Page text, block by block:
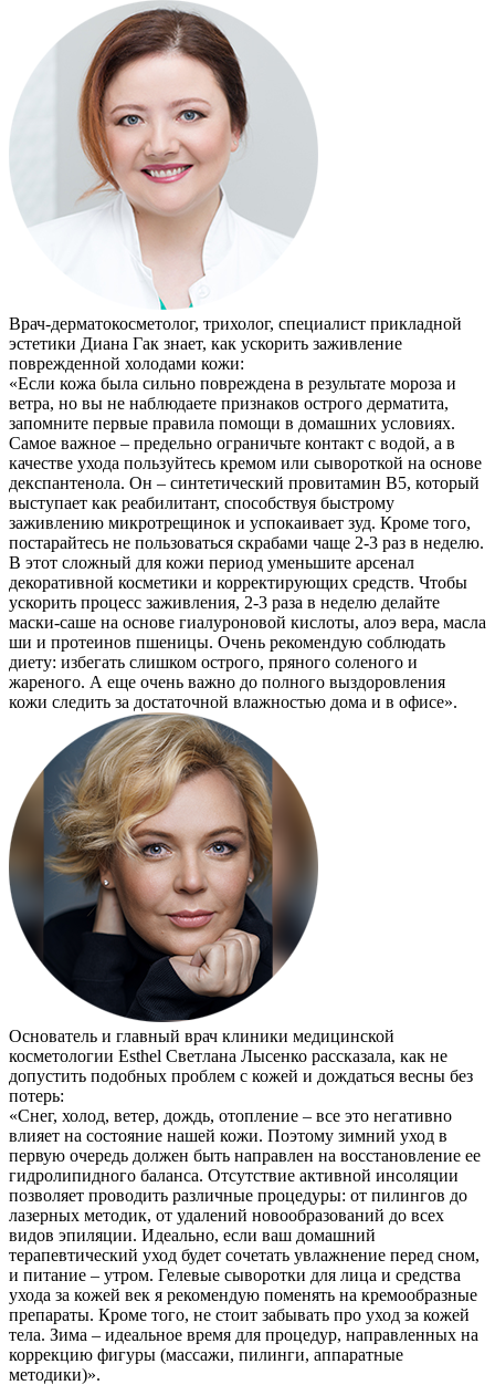
Врач-дерматокосметолог, трихолог, специалист прикладной
эстетики Диана Гак знает, как ускорить заживление
поврежденной холодами кожи:
«Если кожа была сильно повреждена в результате мороза и
ветра, но вы не наблюдаете признаков острого дерматита,
запомните первые правила помощи в домашних условиях.
Самое важное – предельно ограничьте контакт с водой, а в
качестве ухода пользуйтесь кремом или сывороткой на основе
декспантенола. Он – синтетический провитамин В5, который
выступает как реабилитант, способствуя быстрому
заживлению микротрещинок и успокаивает зуд. Кроме того,
постарайтесь не пользоваться скрабами чаще 2-3 раз в неделю.
В этот сложный для кожи период уменьшите арсенал
декоративной косметики и корректирующих средств. Чтобы
ускорить процесс заживления, 2-3 раза в неделю делайте
маски-саше на основе гиалуроновой кислоты, алоэ вера, масла
ши и протеинов пшеницы. Очень рекомендую соблюдать
диету: избегать слишком острого, пряного соленого и
жареного. А еще очень важно до полного выздоровления
кожи следить за достаточной влажностью дома и в офисе».
Основатель и главный врач клиники медицинской
косметологии Esthel Светлана Лысенко рассказала, как не
допустить подобных проблем с кожей и дождаться весны без
потерь:
«Снег, холод, ветер, дождь, отопление – все это негативно
влияет на состояние нашей кожи. Поэтому зимний уход в
первую очередь должен быть направлен на восстановление ее
гидролипидного баланса. Отсутствие активной инсоляции
позволяет проводить различные процедуры: от пилингов до
лазерных методик, от удалений новообразований до всех
видов эпиляции. Идеально, если ваш домашний
терапевтический уход будет сочетать увлажнение перед сном,
и питание – утром. Гелевые сыворотки для лица и средства
ухода за кожей век я рекомендую поменять на кремообразные
препараты. Кроме того, не стоит забывать про уход за кожей
тела. Зима – идеальное время для процедур, направленных на
коррекцию фигуры (массажи, пилинги, аппаратные
методики)».